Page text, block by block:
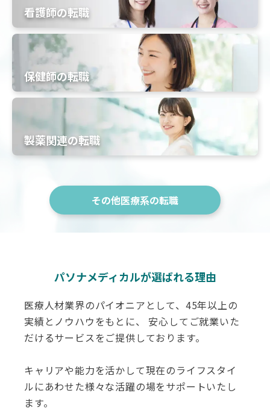
看護師の転職
保健師の転職
製薬関連の転職
その他医療系の転職
パソナメディカルが選ばれる理由
医療人材業界のパイオニアとして、45年以上の
実績とノウハウをもとに、 安心してご就業いた
だけるサービスをご提供しております。
キャリアや能力を活かして現在のライフスタイ
ルにあわせた様々な活躍の場をサポートいたし
ます。